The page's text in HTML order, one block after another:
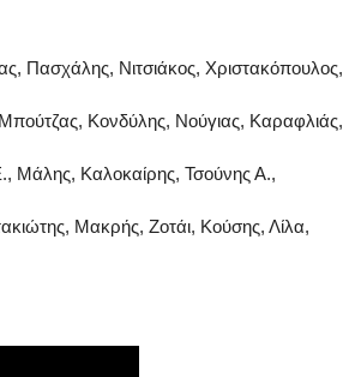
Πασχάλης, Νιτσιάκος, Χριστακόπουλος,
Κονδύλης, Νούγιας, Καραφλιάς,
Μάλης, Καλοκαίρης, Τσούνης Α.,
Μακρής, Ζοτάι, Κούσης, Λίλα,